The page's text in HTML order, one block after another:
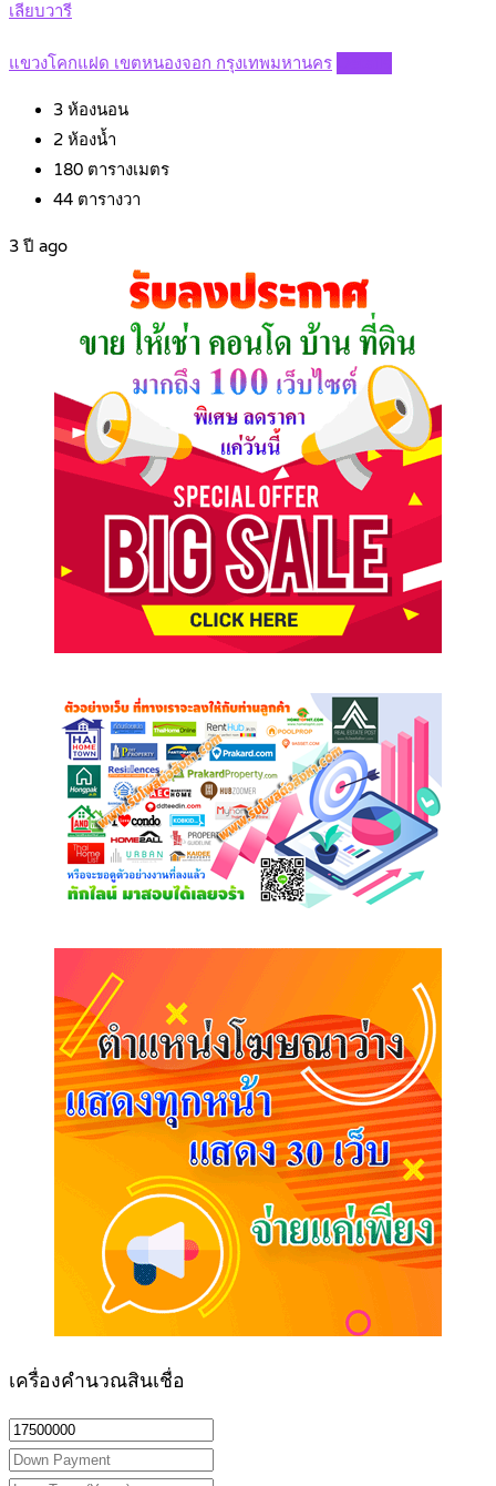
เลียบวารี
แขวงโคกแฝด เขตหนองจอก กรุงเทพมหานคร
3 ห้องนอน
2 ห้องน้ำ
180 ตารางเมตร
44 ตารางวา
3 ปี ago
เครื่องคำนวณสินเชื่อ